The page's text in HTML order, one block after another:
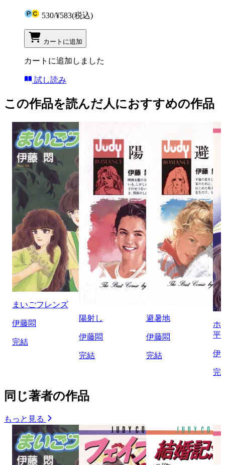
530/¥583(税込)
カートに追加
カートに追加しました
試し読み
この作品を読んだ人におすすめの作品
まいごフレンズ
伊藤悶
完結
陽射し
伊藤悶
完結
避暑地
伊藤悶
完結
ホ
平
伊
完
同じ著者の作品
もっと見る